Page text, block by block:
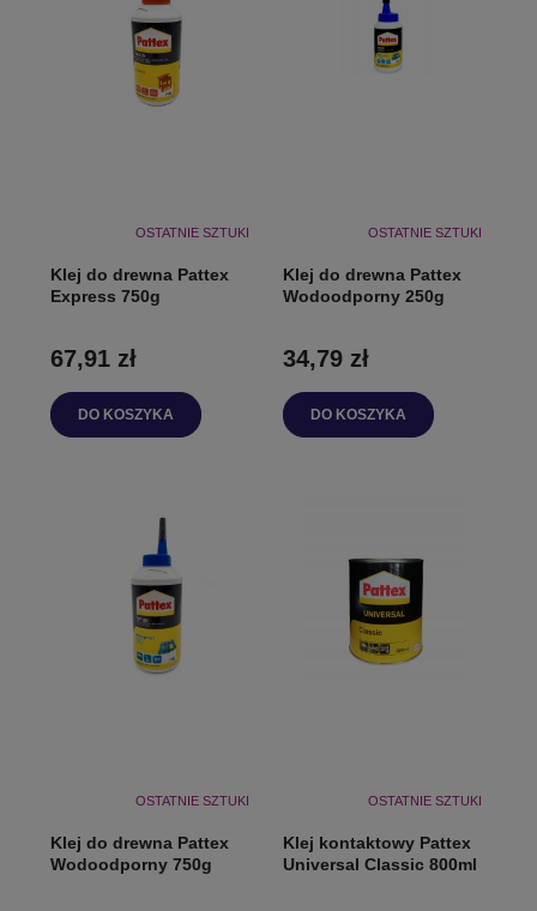
OSTATNIE SZTUKI
Klej do drewna Pattex
Express 750g
67,91 zł
DO KOSZYKA
OSTATNIE SZTUKI
Klej do drewna Pattex
Wodoodporny 250g
34,79 zł
DO KOSZYKA
OSTATNIE SZTUKI
Klej do drewna Pattex
Wodoodporny 750g
OSTATNIE SZTUKI
Klej kontaktowy Pattex
Universal Classic 800ml